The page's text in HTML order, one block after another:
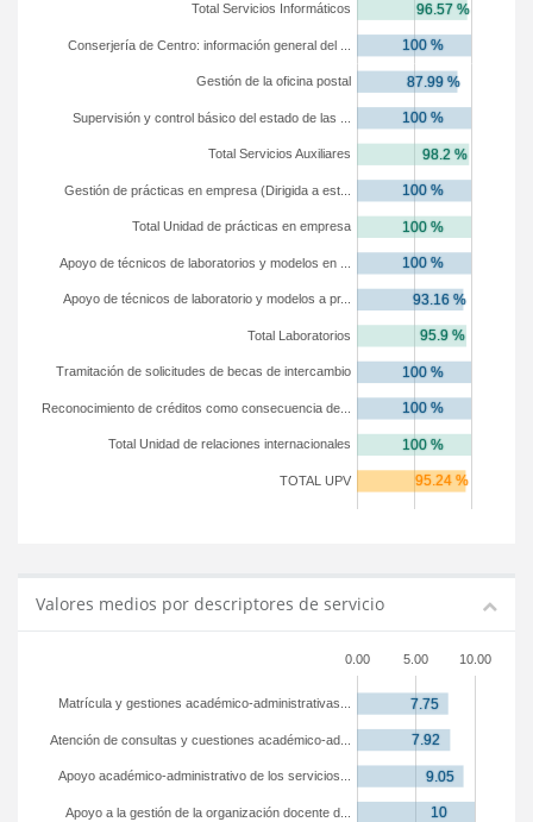
TOTAL UPV
Total Unidad de relaciones internacionales
Reconocimiento de créditos como consecuencia de...
Tramitación de solicitudes de becas de intercambio
Total Laboratorios
Apoyo de técnicos de laboratorio y modelos a pr...
Apoyo de técnicos de laboratorios y modelos en ...
Total Unidad de prácticas en empresa
Gestión de prácticas en empresa (Dirigida a est...
Total Servicios Auxiliares
Supervisión y control básico del estado de las ...
Gestión de la oficina postal
Conserjería de Centro: información general del ...
Total Servicios Informáticos
Valores medios por descriptores de servicio
0.00 5.00 10.00
Apoyo a la gestión de la organización docente d...
Apoyo académico-administrativo de los servicios...
Atención de consultas y cuestiones académico-ad...
Matrícula y gestiones académico-administrativas...